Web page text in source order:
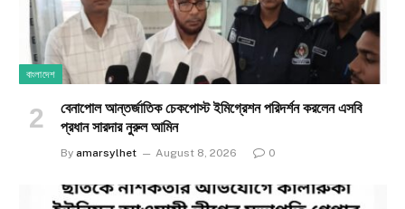
বাংলাদেশ
বেনাপোল আন্তর্জাতিক চেকপোস্ট ইমিগ্রেশন পরিদর্শন করলেন এসবি
প্রধান সারদার নুরুল আমিন
By amarsylhet August 8, 2026 0